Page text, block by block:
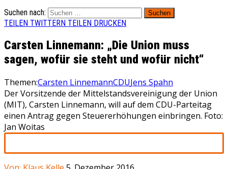
Suchen nach:
TEILEN TWITTERN TEILEN DRUCKEN
Carsten Linnemann: „Die Union muss
sagen, wofür sie steht und wofür nicht“
Themen:Carsten LinnemannCDUJens Spahn
Der Vorsitzende der Mittelstandsvereinigung der Union
(MIT), Carsten Linnemann, will auf dem CDU-Parteitag
einen Antrag gegen Steuererhöhungen einbringen. Foto:
Jan Woitas